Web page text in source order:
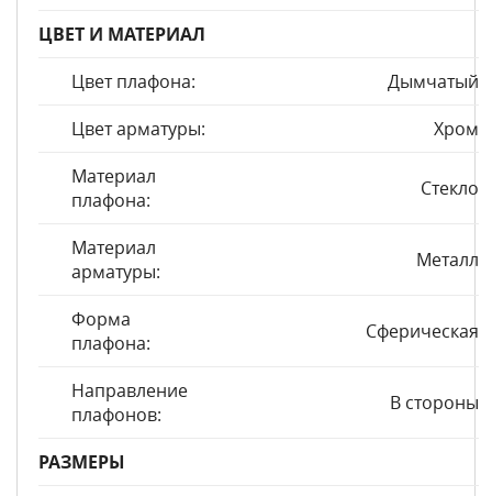
ЦВЕТ И МАТЕРИАЛ
Цвет плафона:
Дымчатый
Цвет арматуры:
Хром
Материал
плафона:
Стекло
Материал
арматуры:
Металл
Форма
плафона:
Сферическая
Направление
плафонов:
В стороны
РАЗМЕРЫ